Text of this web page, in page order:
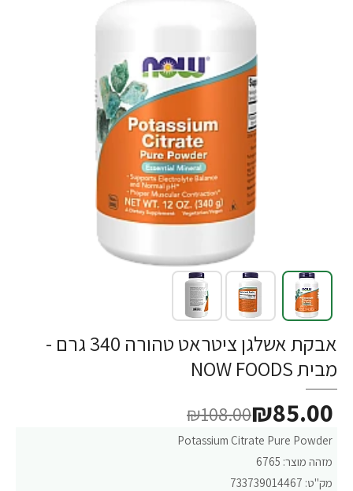
אבקת אשלגן ציטראט טהורה 340 גרם -
מבית NOW FOODS
Potassium Citrate Pure Powder
מזהה מוצר: 6765
מק"ט: 733739014467
₪85.00
₪108.00